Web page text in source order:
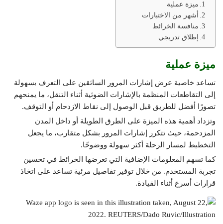
ميزة عملية
أشهر من الاختبارات
منافسة الخرائط
إطلاق تدريجي
ميزة عملية
تساعد خاصية عرض إشارات المرور السائقين على التعرف بسهولة
إلى التقاطعات المنظمة بالإشارات الضوئية أثناء التنقل، ما يمنحهم
تصورًا أفضل للطريق قبل الوصول إلى نقاط الازدحام أو التوقف.
وتزداد أهمية هذه الميزة على الطرق الطويلة أو داخل المدن
المزدحمة، حيث تتكرر إشارات المرور بشكل متقارب، ما يجعل
التخطيط لمسار الرحلة أكثر سهولة ووضوحًا.
كما تسهم المعلومات الإضافية التي تعرضها الخرائط في تحسين
تجربة المستخدم. من خلال توفير تفاصيل مرئية تساعد على اتخاذ
قرارات أسرع أثناء القيادة.